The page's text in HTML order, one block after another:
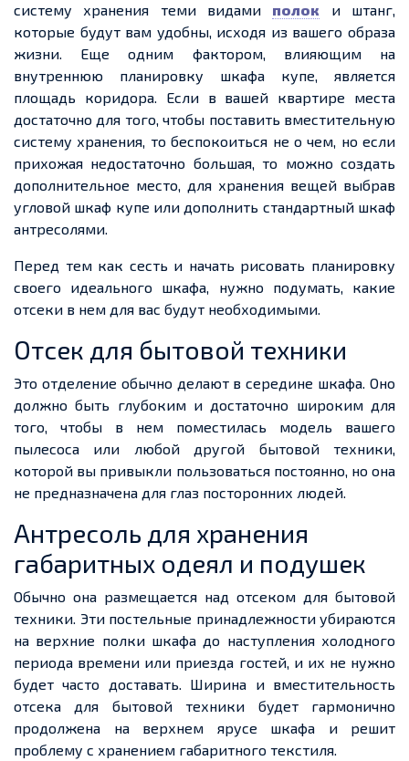
систему хранения теми видами полок и штанг,
которые будут вам удобны, исходя из вашего образа
жизни. Еще одним фактором, влияющим на
внутреннюю планировку шкафа купе, является
площадь коридора. Если в вашей квартире места
достаточно для того, чтобы поставить вместительную
систему хранения, то беспокоиться не о чем, но если
прихожая недостаточно большая, то можно создать
дополнительное место, для хранения вещей выбрав
угловой шкаф купе или дополнить стандартный шкаф
антресолями.
Перед тем как сесть и начать рисовать планировку
своего идеального шкафа, нужно подумать, какие
отсеки в нем для вас будут необходимыми.
Отсек для бытовой техники
Это отделение обычно делают в середине шкафа. Оно
должно быть глубоким и достаточно широким для
того, чтобы в нем поместилась модель вашего
пылесоса или любой другой бытовой техники,
которой вы привыкли пользоваться постоянно, но она
не предназначена для глаз посторонних людей.
Антресоль для хранения
габаритных одеял и подушек
Обычно она размещается над отсеком для бытовой
техники. Эти постельные принадлежности убираются
на верхние полки шкафа до наступления холодного
периода времени или приезда гостей, и их не нужно
будет часто доставать. Ширина и вместительность
отсека для бытовой техники будет гармонично
продолжена на верхнем ярусе шкафа и решит
проблему с хранением габаритного текстиля.